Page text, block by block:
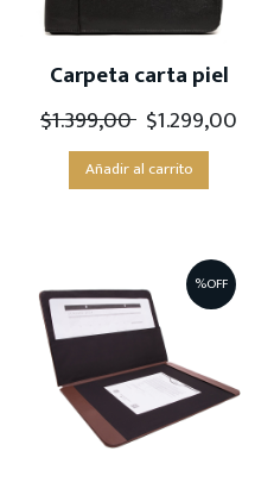
Carpeta carta piel
$1.399,00 $1.299,00
Añadir al carrito
%OFF